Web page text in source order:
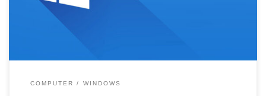
COMPUTER WINDOWS